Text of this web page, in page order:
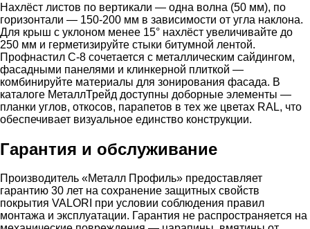
Нахлёст листов по вертикали — одна волна (50 мм), по
горизонтали — 150-200 мм в зависимости от угла наклона.
Для крыш с уклоном менее 15° нахлёст увеличивайте до
250 мм и герметизируйте стыки битумной лентой.
Профнастил С-8 сочетается с металлическим сайдингом,
фасадными панелями и клинкерной плиткой —
комбинируйте материалы для зонирования фасада. В
каталоге МеталлТрейд доступны доборные элементы —
планки углов, откосов, парапетов в тех же цветах RAL, что
обеспечивает визуальное единство конструкции.
Гарантия и обслуживание
Производитель «Металл Профиль» предоставляет
гарантию 30 лет на сохранение защитных свойств
покрытия VALORI при условии соблюдения правил
монтажа и эксплуатации. Гарантия не распространяется на